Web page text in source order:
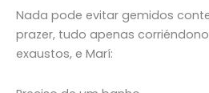
Nada pode evitar gemidos
prazer, tudo apenas
exaustos, e Marí: